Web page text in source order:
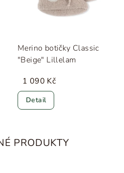
Merino botičky Classic
"Beige" Lillelam
1 090 Kč
Detail
PRODUKTY